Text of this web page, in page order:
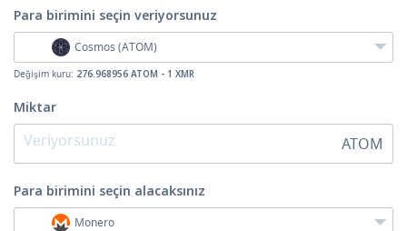
Para birimini seçin veriyorsunuz
Cosmos (ATOM)
Değişim kuru: 276.968956 ATOM - 1 XMR
Miktar
ATOM
Para birimini seçin alacaksınız
Monero